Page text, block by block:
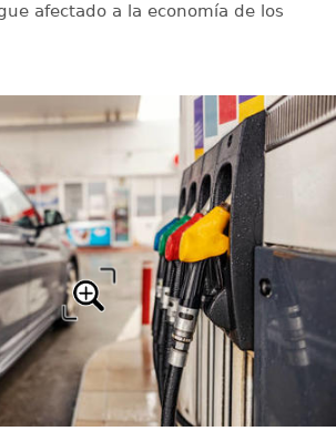
afectado a la economía de los